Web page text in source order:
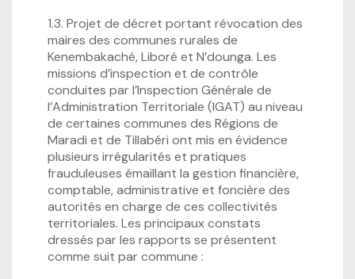
1.3. Projet de décret portant révocation des
maires des communes rurales de
Kenembakaché, Liboré et N’dounga. Les
missions d’inspection et de contrôle
conduites par l’Inspection Générale de
l’Administration Territoriale (IGAT) au niveau
de certaines communes des Régions de
Maradi et de Tillabéri ont mis en évidence
plusieurs irrégularités et pratiques
frauduleuses émaillant la gestion financière,
comptable, administrative et foncière des
autorités en charge de ces collectivités
territoriales. Les principaux constats
dressés par les rapports se présentent
comme suit par commune :